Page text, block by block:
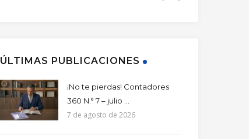
ÚLTIMAS PUBLICACIONES
¡No te pierdas! Contadores
360 N.° 7 – julio ...
7 de agosto de 2026